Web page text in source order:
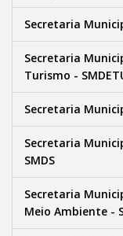
Secretaria
Secretaria
Turismo -
Secretaria
Secretaria
SMDS
Secretaria
Meio Ambiente -